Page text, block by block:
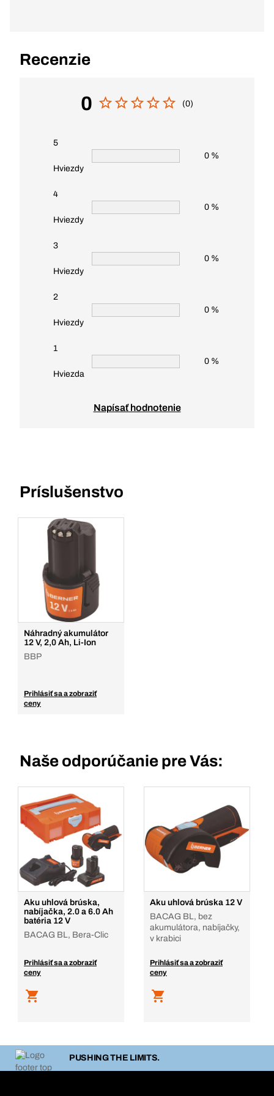
Recenzie
0 (0)
5
Hviezdy
0 %
4
Hviezdy
0 %
3
Hviezdy
0 %
2
Hviezdy
0 %
1
Hviezda
0 %
Napísať hodnotenie
Príslušenstvo
Náhradný akumulátor
12 V, 2,0 Ah, Li-Ion
BBP
Prihlásiť sa a zobraziť
ceny
Naše odporúčanie pre Vás:
Aku uhlová brúska,
nabíjačka, 2.0 a 6.0 Ah
batéria 12 V
BACAG BL, Bera-Clic
Prihlásiť sa a zobraziť
ceny
Aku uhlová brúska 12 V
BACAG BL, bez
akumulátora, nabíjačky,
v krabici
Prihlásiť sa a zobraziť
ceny
PUSHING THE LIMITS.